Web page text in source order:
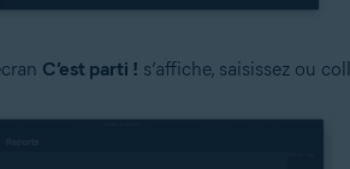
C’est parti ! s’affiche, saisissez ou